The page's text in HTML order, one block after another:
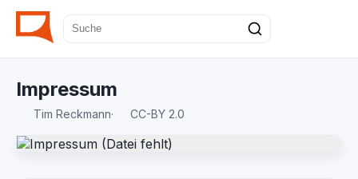
Impressum
Tim Reckmann· CC-BY 2.0